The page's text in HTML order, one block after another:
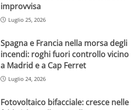
improvvisa
Luglio 25, 2026
Spagna e Francia nella morsa degli
incendi: roghi fuori controllo vicino
a Madrid e a Cap Ferret
Luglio 24, 2026
Fotovoltaico bifacciale: cresce nelle